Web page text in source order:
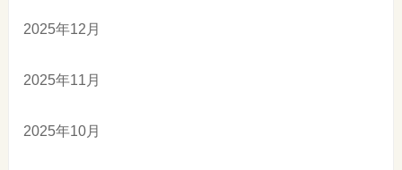
2025年12月
2025年11月
2025年10月